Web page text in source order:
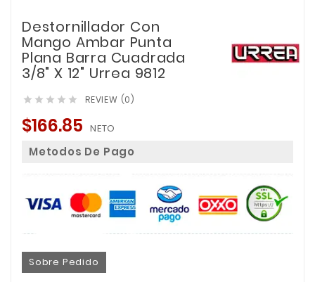
Destornillador Con
Mango Ambar Punta
Plana Barra Cuadrada
3/8" X 12" Urrea 9812
     REVIEW (0)
$166.85 NETO
Metodos De Pago
Sobre Pedido